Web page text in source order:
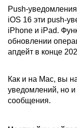
Push-
iOS 16 эти push-
iPhone и iPad.
обновлении
апдейт в конце
Как и на Mac, вы
уведомлений, но и
сообщения.